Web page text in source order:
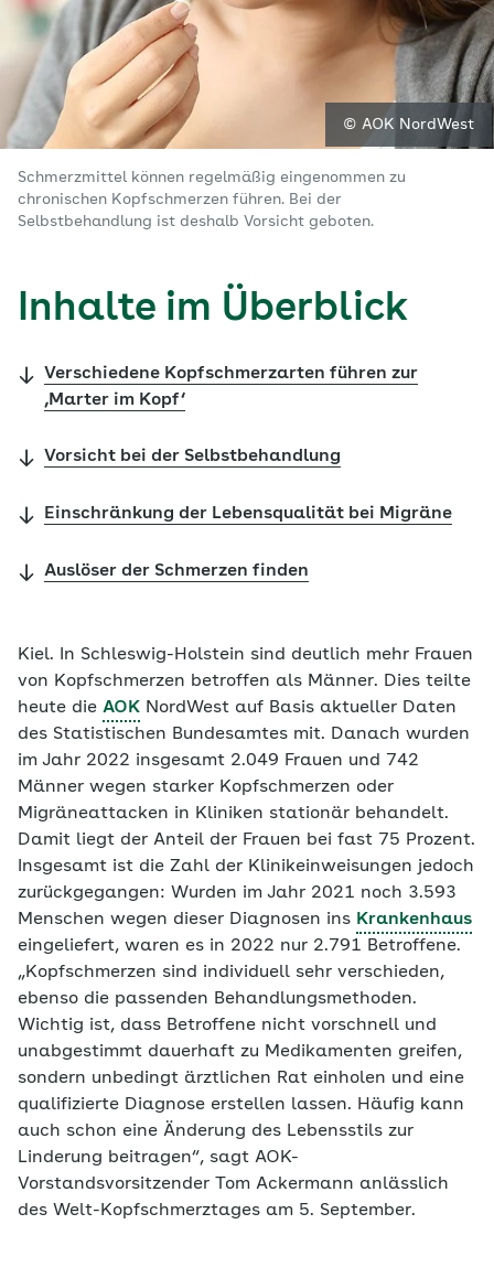
© AOK NordWest
Schmerzmittel können regelmäßig eingenommen zu
chronischen Kopfschmerzen führen. Bei der
Selbstbehandlung ist deshalb Vorsicht geboten.
Inhalte im Überblick
Verschiedene Kopfschmerzarten führen zur
‚Marter im Kopf‘
Vorsicht bei der Selbstbehandlung
Einschränkung der Lebensqualität bei Migräne
Auslöser der Schmerzen finden
Kiel. In Schleswig-Holstein sind deutlich mehr Frauen
von Kopfschmerzen betroffen als Männer. Dies teilte
heute die AOK NordWest auf Basis aktueller Daten
des Statistischen Bundesamtes mit. Danach wurden
im Jahr 2022 insgesamt 2.049 Frauen und 742
Männer wegen starker Kopfschmerzen oder
Migräneattacken in Kliniken stationär behandelt.
Damit liegt der Anteil der Frauen bei fast 75 Prozent.
Insgesamt ist die Zahl der Klinikeinweisungen jedoch
zurückgegangen: Wurden im Jahr 2021 noch 3.593
Menschen wegen dieser Diagnosen ins Krankenhaus
eingeliefert, waren es in 2022 nur 2.791 Betroffene.
„Kopfschmerzen sind individuell sehr verschieden,
ebenso die passenden Behandlungsmethoden.
Wichtig ist, dass Betroffene nicht vorschnell und
unabgestimmt dauerhaft zu Medikamenten greifen,
sondern unbedingt ärztlichen Rat einholen und eine
qualifizierte Diagnose erstellen lassen. Häufig kann
auch schon eine Änderung des Lebensstils zur
Linderung beitragen“, sagt AOK-
Vorstandsvorsitzender Tom Ackermann anlässlich
des Welt-Kopfschmerztages am 5. September.